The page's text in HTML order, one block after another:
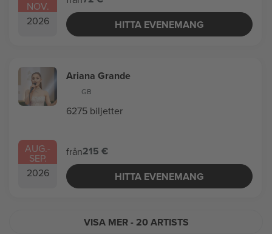
NOV.
2026
HITTA EVENEMANG
AUG.-
SEP.
2026
Ariana Grande
GB
6275 biljetter
från215 €
HITTA EVENEMANG
VISA MER- 20 ARTISTS